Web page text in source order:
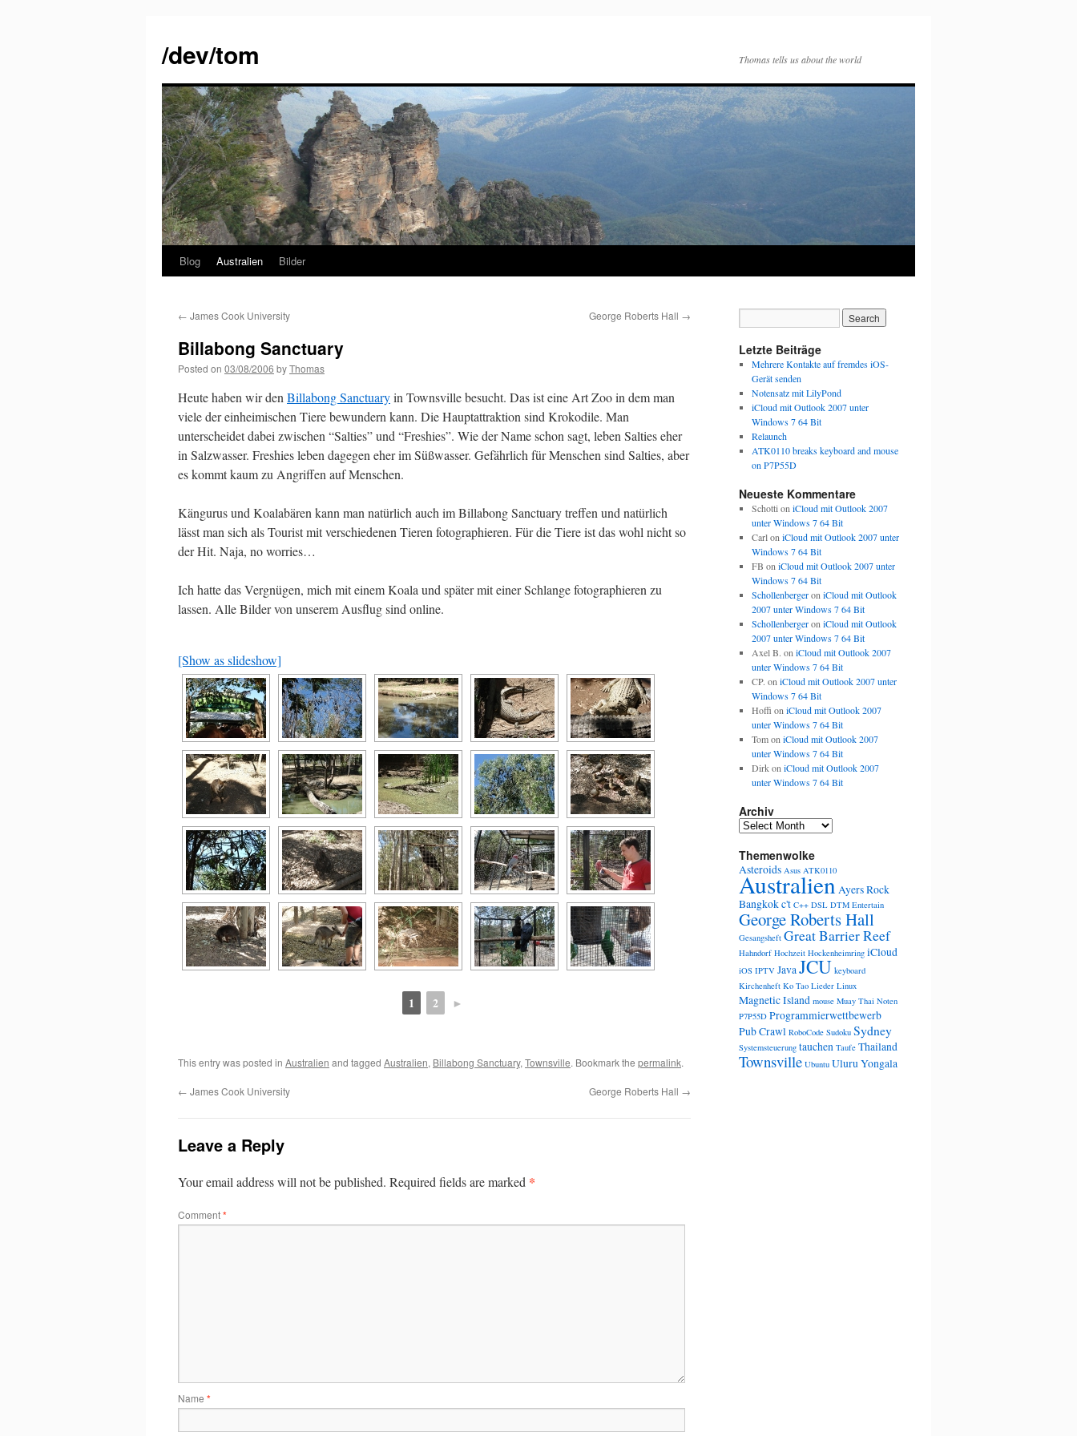
content
/dev/tom Thomas tells us about the world
Blog Australien Bilder
← James Cook University George Roberts Hall →
Billabong Sanctuary
Posted on 03/08/2006 byThomas
Heute haben wir den Billabong Sanctuaryin Townsville besucht. Das ist eine Art Zoo in dem man
viele der einheimischen Tiere bewundern kann. Die Hauptattraktion sind Krokodile. Man
unterscheidet dabei zwischen “Salties” und “Freshies”. Wie der Name schon sagt, leben Salties eher
in Salzwasser. Freshies leben dagegen eher im Süßwasser. Gefährlich für Menschen sind Salties, aber
es kommt kaum zu Angriffen auf Menschen.
Kängurus und Koalabären kann man natürlich auch im Billabong Sanctuary treffen und natürlich
lässt man sich als Tourist mit verschiedenen Tieren fotographieren. Für die Tiere ist das wohl nicht so
der Hit. Naja, no worries…
Ich hatte das Vergnügen, mich mit einem Koala und später mit einer Schlange fotographieren zu
lassen. Alle Bilder von unserem Ausflug sind online.
[Show as slideshow]
1 2 ►
This entry was posted in Australien and tagged Australien, Billabong Sanctuary, Townsville. Bookmark the permalink.
← James Cook University George Roberts Hall →
Leave a Reply
Your email address will not be published. Required fields are marked *
Comment*
Name *
Letzte Beiträge
Mehrere Kontakte auf fremdes iOS-
Gerät senden
Notensatz mit LilyPond
iCloud mit Outlook 2007 unter
Windows 7 64 Bit
Relaunch
ATK0110 breaks keyboard and mouse
on P7P55D
Neueste Kommentare
Schotti on iCloud mit Outlook 2007
unter Windows 7 64 Bit
Carlon iCloud mit Outlook 2007 unter
Windows 7 64 Bit
FB on iCloud mit Outlook 2007 unter
Windows 7 64 Bit
Schollenbergeron iCloud mit Outlook
2007 unter Windows 7 64 Bit
Schollenbergeron iCloud mit Outlook
2007 unter Windows 7 64 Bit
Axel B. on iCloud mit Outlook 2007
unter Windows 7 64 Bit
CP. on iCloud mit Outlook 2007 unter
Windows 7 64 Bit
Hoffi on iCloud mit Outlook 2007
unter Windows 7 64 Bit
Tomon iCloud mit Outlook 2007
unter Windows 7 64 Bit
Dirkon iCloud mit Outlook 2007
unter Windows 7 64 Bit
Archiv
Archiv
Themenwolke
Asteroids Asus ATK0110
AustralienAyers Rock
Bangkokc't C++ DSL DTM Entertain
George Roberts Hall
Gesangsheft Great Barrier Reef
Hahndorf Hochzeit Hockenheimring iCloud
iOS IPTV JavaJCU keyboard
Kirchenheft Ko Tao Lieder Linux
Magnetic Island mouse Muay Thai Noten
P7P55D Programmierwettbewerb
Pub Crawl RoboCode Sudoku Sydney
Systemsteuerung tauchen Taufe Thailand
Townsville Ubuntu UluruYongala